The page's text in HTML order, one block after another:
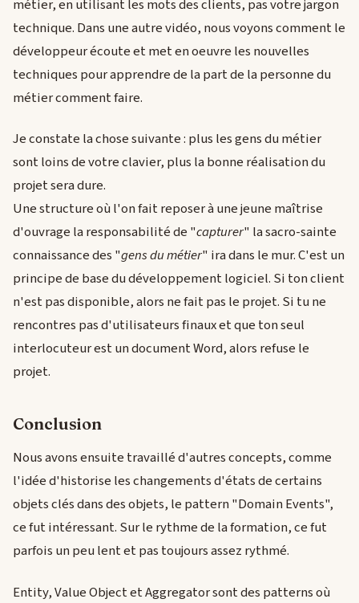
métier, en utilisant les mots des clients, pas votre jargon
technique. Dans une autre vidéo, nous voyons comment le
développeur écoute et met en oeuvre les nouvelles
techniques pour apprendre de la part de la personne du
métier comment faire.
Je constate la chose suivante : plus les gens du métier
sont loins de votre clavier, plus la bonne réalisation du
projet sera dure.
Une structure où l'on fait reposer à une jeune maîtrise
d'ouvrage la responsabilité de "capturer" la sacro-sainte
connaissance des "gens du métier" ira dans le mur. C'est un
principe de base du développement logiciel. Si ton client
n'est pas disponible, alors ne fait pas le projet. Si tu ne
rencontres pas d'utilisateurs finaux et que ton seul
interlocuteur est un document Word, alors refuse le
projet.
Conclusion
Nous avons ensuite travaillé d'autres concepts, comme
l'idée d'historise les changements d'états de certains
objets clés dans des objets, le pattern "Domain Events",
ce fut intéressant. Sur le rythme de la formation, ce fut
parfois un peu lent et pas toujours assez rythmé.
Entity, Value Object et Aggregator sont des patterns où